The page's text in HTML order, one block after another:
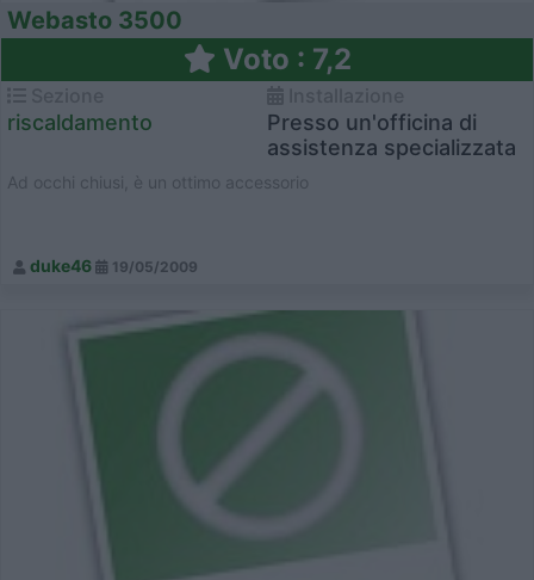
Webasto 3500
Voto : 7,2
riscaldamento
Presso un'officina di
assistenza specializzata
Ad occhi chiusi, è un ottimo accessorio
duke46 19/05/2009